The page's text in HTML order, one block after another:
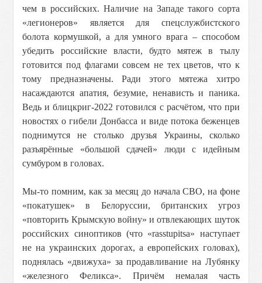
чем в российских. Наличие на Западе такого сорта
«легионеров» является для спецслужбистского
болота кормушкой, а для умного врага – способом
убедить российские власти, будто мятеж в тылу
готовится под флагами совсем не тех цветов, что к
тому предназначены. Ради этого мятежа хитро
насаждаются апатия, безумие, ненависть и паника.
Ведь и блицкриг-2022 готовился с расчётом, что при
новостях о гибели Донбасса и виде потока беженцев
поднимутся не столько друзья Украины, сколько
разъярённые «большой сдачей» люди с идейным
сумбуром в головах.
Мы-то помним, как за месяц до начала СВО, на фоне
«покатушек» в Белоруссии, британских угроз
«повторить Крымскую войну» и отвлекающих шуток
российских синоптиков (что «rasstupitsa» наступает
не на украинских дорогах, а европейских головах),
поднялась «движуха» за продавливание на Лубянку
«железного Феликса». Причём немалая часть